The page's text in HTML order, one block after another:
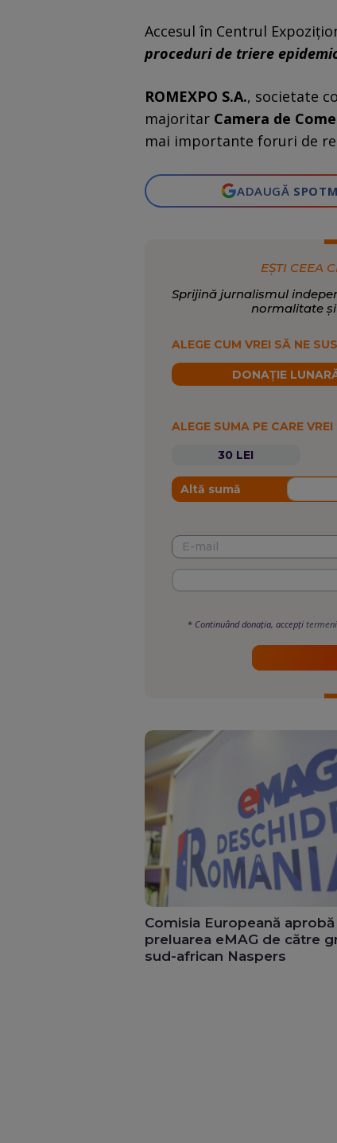
Accesul în Centrul
proceduri de triere
ROMEXPO S.A., societate
majoritar Camera de
mai importante foruri de
ADAUGĂ
EȘTI CEEA
Sprijină jurnalismul
normalitate
ALEGE CUM VREI SĂ NE
DONAȚIE
ALEGE SUMA PE CARE
30 LEI
Altă sumă
* Continuând donația, accepți
Comisia Europeană aprobă
preluarea eMAG de către
sud-african Naspers